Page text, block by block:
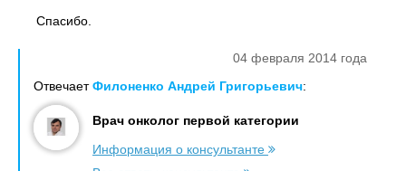
Спасибо.
04 февраля 2014 года
ОтвечаетФилоненко Андрей Григорьевич:
Врач онколог первой категории
Информация о консультанте